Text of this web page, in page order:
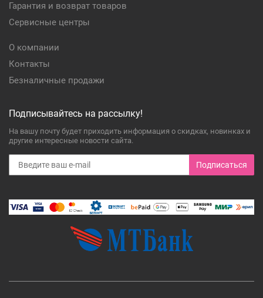
Гарантия и возврат товаров
Сервисные центры
О компании
Контакты
Безналичные продажи
Подписывайтесь на рассылку!
На вашу почту будет приходить информация о скидках, новинках и
другие интересные новости сайта.
Подписаться